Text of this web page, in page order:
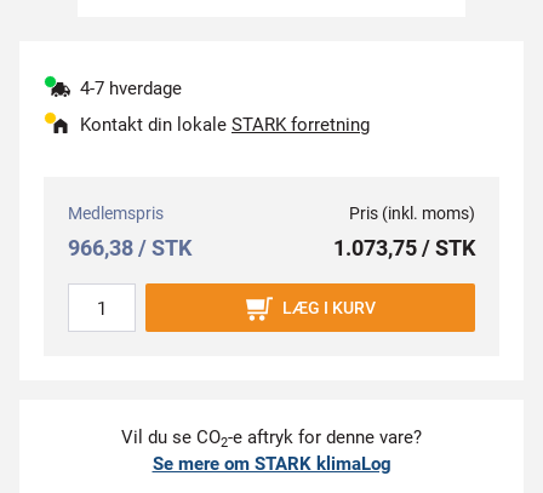
4-7 hverdage
Kontakt din lokale STARK forretning
Medlemspris
966,38 / STK
Pris (inkl. moms)
1.073,75 / STK
LÆG I KURV
Vil du se CO2-e aftryk for denne vare?
Se mere om STARK klimaLog